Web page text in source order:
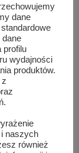
empik
Radom ul.
Zamku w
dane
dane
profilu
wydajności
produktów.
z
naszych
również